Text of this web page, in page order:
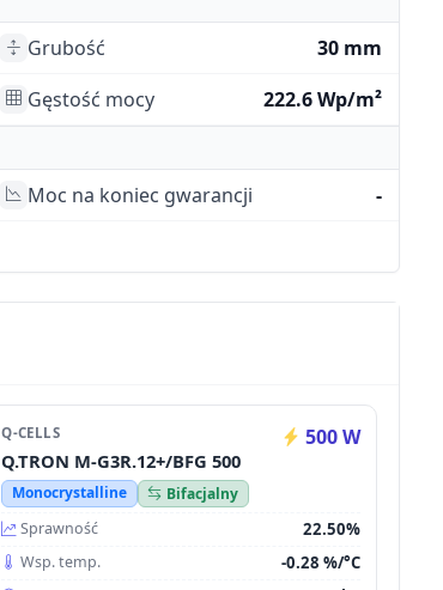
Grubość
30 mm
Gęstość mocy 222.6 Wp/m²
Moc na koniec gwarancji
-
Q-CELLS 500 W
Q.TRON M-G3R.12+/BFG 500
Monocrystalline
Bifacjalny
Sprawność
22.50%
Wsp. temp. -0.28 %/°C